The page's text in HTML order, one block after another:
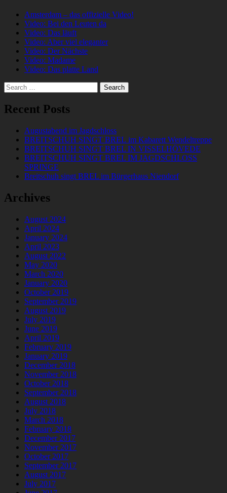
Amsterdam – das offizielle Video!
Video: Bei den Leuten da
Video: Das läuft
Video: Aber viel eleganter
Video: Der Nächste
Video: Madame
Video: Das platte Land
Search
for:
Recent Posts
Augustabend im Jagdschloss
BREITSCHUH SINGT BREL im Kabarett Wendeltreppe
BREITSCHUH SINGT BREL IN VISSELHÖVEDE
BREITSCHUH SINGT BREL IM JAGDSCHLOSS
SPRINGE
Breitschuh singt BREL im Bürgerhaus Niendorf
Archives
August 2024
April 2024
January 2024
April 2023
August 2022
May 2020
March 2020
January 2020
October 2019
September 2019
August 2019
July 2019
June 2019
April 2019
February 2019
January 2019
December 2018
November 2018
October 2018
September 2018
August 2018
July 2018
March 2018
February 2018
December 2017
November 2017
October 2017
September 2017
August 2017
July 2017